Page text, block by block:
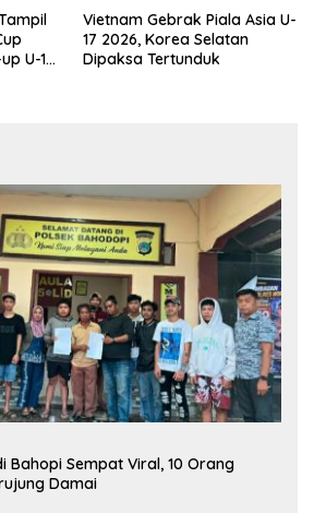
U-10
Vietnam Gebrak Piala Asia U-
17 2026, Korea Selatan
Dipaksa Tertunduk
Bahopi Sempat Viral, 10 Orang
Damai